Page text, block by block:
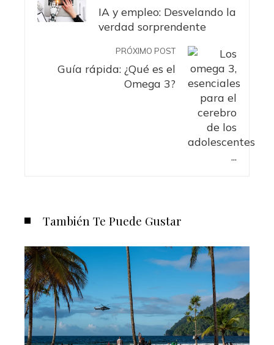
IA y empleo: Desvelando la
verdad sorprendente
PRÓXIMO POST
Guía rápida: ¿Qué es el
Omega 3?
También Te Puede Gustar